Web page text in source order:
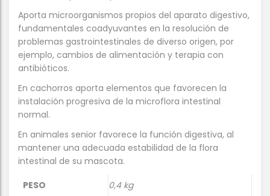
Aporta microorganismos propios del aparato digestivo,
fundamentales coadyuvantes en la resolución de
problemas gastrointestinales de diverso origen, por
ejemplo, cambios de alimentación y terapia con
antibióticos.
En cachorros aporta elementos que favorecen la
instalación progresiva de la microflora intestinal
normal.
En animales senior favorece la función digestiva, al
mantener una adecuada estabilidad de la flora
intestinal de su mascota.
PESO
0,4 kg